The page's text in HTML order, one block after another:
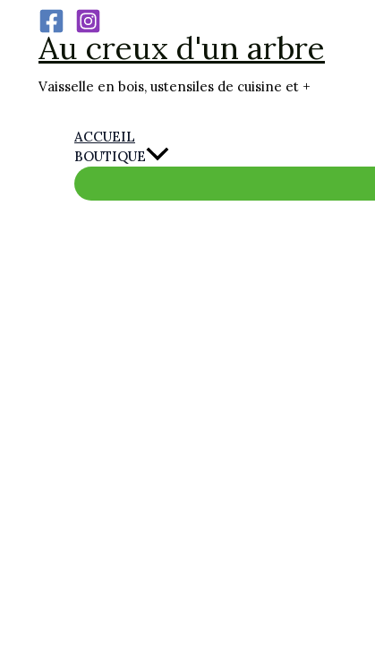
contenu
Au creux d'un arbre
Vaisselle en bois, ustensiles de cuisine et +
ACCUEIL
BOUTIQUE